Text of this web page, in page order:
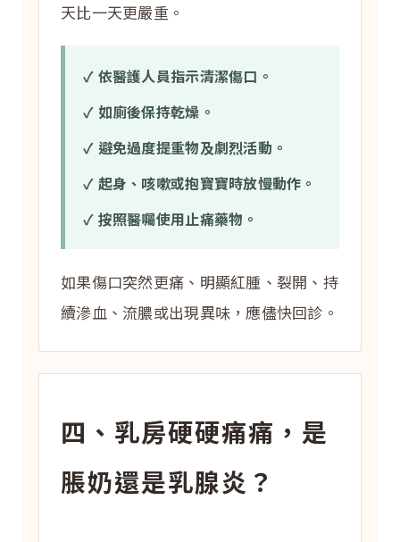
天比一天更嚴重。
✓ 依醫護人員指示清潔傷口。
✓ 如廁後保持乾燥。
✓ 避免過度提重物及劇烈活動。
✓ 起身、咳嗽或抱寶寶時放慢動作。
✓ 按照醫囑使用止痛藥物。
如果傷口突然更痛、明顯紅腫、裂開、持
續滲血、流膿或出現異味，應儘快回診。
四、乳房硬硬痛痛，是
脹奶還是乳腺炎？